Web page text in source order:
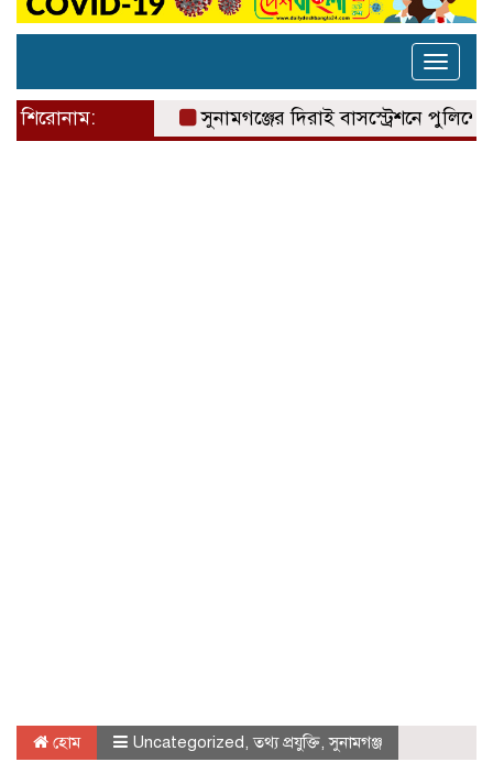
Toggle
শিরোনাম: সুনামগঞ্জের দিরাই বাসস্ট্রেশনে পুলিশের
হোম Uncategorized,তথ্য প্রযুক্তি,সুনামগঞ্জ